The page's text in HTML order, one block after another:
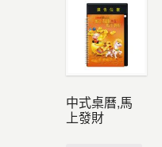
中式桌曆,馬
上發財